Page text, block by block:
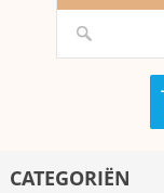
CATEGORIËN